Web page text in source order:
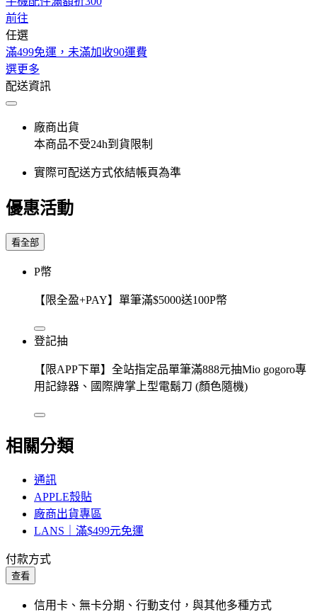
前往
任選
滿499免運，未滿加收90運費
選更多
配送資訊
廠商出貨
本商品不受24h到貨限制
實際可配送方式依結帳頁為準
優惠活動
看全部
P幣
【限全盈+PAY】單筆滿$5000送100P幣
登記抽
【限APP下單】全站指定品單筆滿888元抽Mio gogoro專
用記錄器、國際牌掌上型電鬍刀 (顏色隨機)
相關分類
通訊
APPLE殼貼
廠商出貨專區
LANS｜滿$499元免運
付款方式
查看
信用卡、無卡分期、行動支付，與其他多種方式